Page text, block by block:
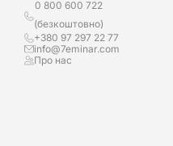
0 800 600 722
(безкоштовно)
+380 97 297 22 77
info@7eminar.com
Про нас